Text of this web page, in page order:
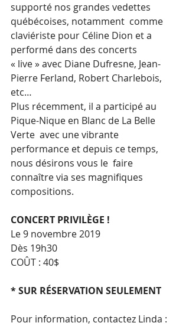
supporté nos grandes vedettes
québécoises, notamment  comme
claviériste pour Céline Dion et a
performé dans des concerts
« live » avec Diane Dufresne, Jean-
Pierre Ferland, Robert Charlebois,
etc…
Plus récemment, il a participé au
Pique-Nique en Blanc de La Belle
Verte  avec une vibrante
performance et depuis ce temps,
nous désirons vous le  faire
connaître via ses magnifiques
compositions.
CONCERT PRIVILÈGE !
​Le 9 novembre 2019
Dès 19h30
COÛT : 40$
* SUR RÉSERVATION SEULEMENT
Pour information, contactez Linda :